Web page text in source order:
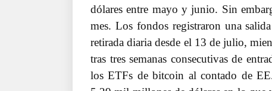
dólares entre mayo y junio. Sin
mes. Los fondos registraron una
retirada diaria desde el 13 de julio,
tras tres semanas consecutivas de
los ETFs de bitcoin al contado de